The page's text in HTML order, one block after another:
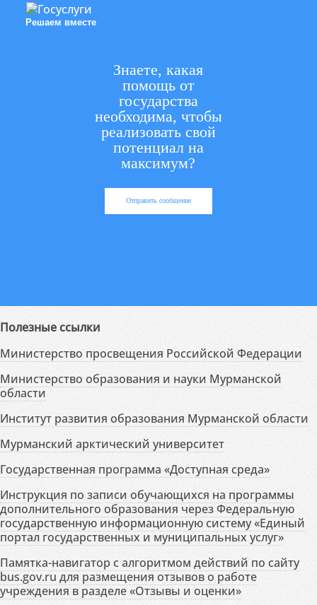
Решаем вместе
Знаете, какая
помощь от
государства
необходима, чтобы
реализовать свой
потенциал на
максимум?
Отправить сообщение
Полезные ссылки
Министерство просвещения Российской Федерации
Министерство образования и науки Мурманской
области
Институт развития образования Мурманской области
Мурманский арктический университет
Государственная программа «Доступная среда»
Инструкция по записи обучающихся на программы
дополнительного образования через Федеральную
государственную информационную систему «Единый
портал государственных и муниципальных услуг»
Памятка-навигатор с алгоритмом действий по сайту
bus.gov.ru для размещения отзывов о работе
учреждения в разделе «Отзывы и оценки»